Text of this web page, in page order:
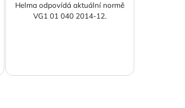
Helma odpovídá aktuální normě
VG1 01 040 2014-12.